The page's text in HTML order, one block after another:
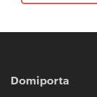
Domiporta